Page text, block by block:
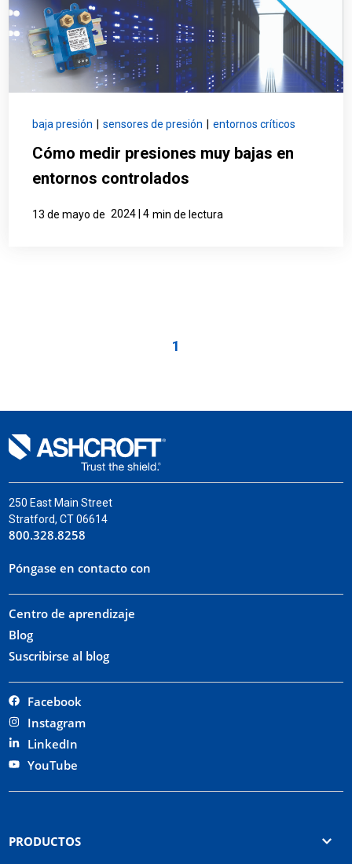
baja presión sensores de presión entornos críticos
Cómo medir presiones muy bajas en
entornos controlados
13 de mayo de 2024 | 4 min de lectura
1
250 East Main Street
Stratford, CT 06614
800.328.8258
Póngase en contacto con
Centro de aprendizaje
Blog
Suscribirse al blog
Facebook
Instagram
LinkedIn
YouTube
PRODUCTOS